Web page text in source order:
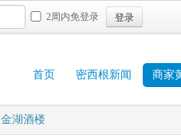
2周内免登录 登录
首页 密西根新闻 商家
金湖酒楼